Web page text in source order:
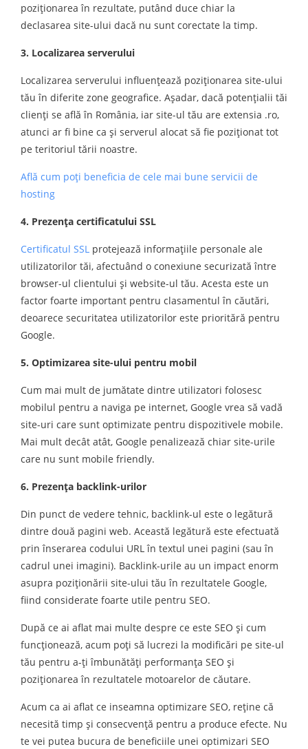
poziţionarea în rezultate, putând duce chiar la
declasarea site-ului dacă nu sunt corectate la timp.
3. Localizarea serverului
Localizarea serverului influenţează poziţionarea site-ului
tău în diferite zone geografice. Aşadar, dacă potenţialii tăi
clienţi se află în România, iar site-ul tău are extensia .ro,
atunci ar fi bine ca şi serverul alocat să fie poziţionat tot
pe teritoriul tării noastre.
Află cum poţi beneficia de cele mai bune servicii de
hosting
4. Prezenţa certificatului SSL
Certificatul SSL protejează informaţiile personale ale
utilizatorilor tăi, afectuând o conexiune securizată între
browser-ul clientului şi website-ul tău. Acesta este un
factor foarte important pentru clasamentul în căutări,
deoarece securitatea utilizatorilor este prioritără pentru
Google.
5. Optimizarea site-ului pentru mobil
Cum mai mult de jumătate dintre utilizatori folosesc
mobilul pentru a naviga pe internet, Google vrea să vadă
site-uri care sunt optimizate pentru dispozitivele mobile.
Mai mult decât atât, Google penalizează chiar site-urile
care nu sunt mobile friendly.
6. Prezenţa backlink-urilor
Din punct de vedere tehnic, backlink-ul este o legătură
dintre două pagini web. Această legătură este efectuată
prin înserarea codului URL în textul unei pagini (sau în
cadrul unei imagini). Backlink-urile au un impact enorm
asupra poziţionării site-ului tău în rezultatele Google,
fiind considerate foarte utile pentru SEO.
După ce ai aflat mai multe despre ce este SEO și cum
funcționează, acum poți să lucrezi la modificări pe site-ul
tău pentru a-ți îmbunătăți performanţa SEO și
poziţionarea în rezultatele motoarelor de căutare.
Acum ca ai aflat ce inseamna optimizare SEO, reține că
necesită timp şi consecvenţă pentru a produce efecte. Nu
te vei putea bucura de beneficiile unei optimizari SEO